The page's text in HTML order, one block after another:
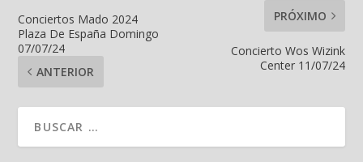
Conciertos Mado 2024
Plaza De España Domingo
07/07/24
ANTERIOR
PRÓXIMO
Concierto Wos Wizink
Center 11/07/24